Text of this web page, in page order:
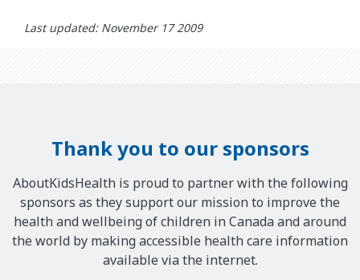
Last updated: November 17 2009
Thank you to our sponsors
AboutKidsHealth is proud to partner with the following
sponsors as they support our mission to improve the
health and wellbeing of children in Canada and around
the world by making accessible health care information
available via the internet.